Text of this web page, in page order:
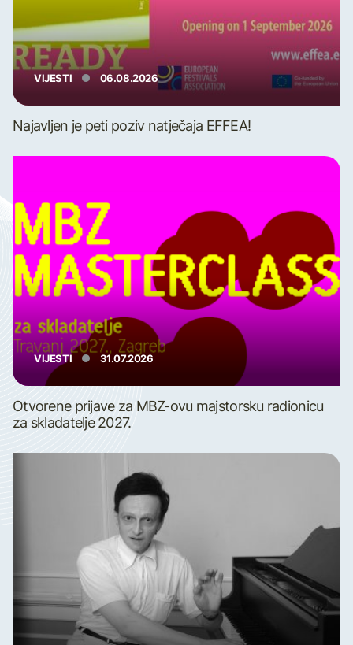
VIJESTI 06.08.2026
Najavljen je peti poziv natječaja EFFEA!
VIJESTI 31.07.2026
Otvorene prijave za MBZ-ovu majstorsku radionicu
za skladatelje 2027.